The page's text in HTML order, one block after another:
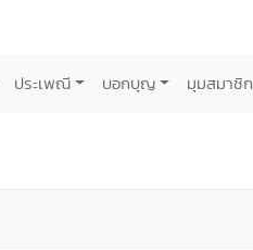
ประเพณี บอกบุญ มุมสมาชิก